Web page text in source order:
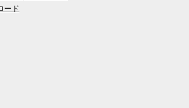
ード